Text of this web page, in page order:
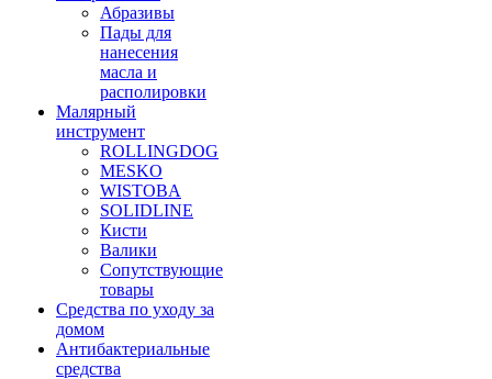
Абразивы
Пады для
нанесения
масла и
располировки
Малярный
инструмент
ROLLINGDOG
MESKO
WISTOBA
SOLIDLINE
Кисти
Валики
Сопутствующие
товары
Средства по уходу за
домом
Антибактериальные
средства